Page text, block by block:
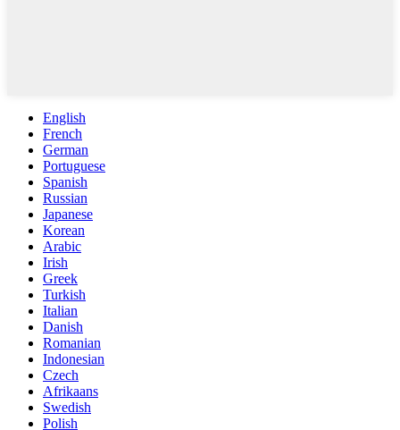
English
French
German
Portuguese
Spanish
Russian
Japanese
Korean
Arabic
Irish
Greek
Turkish
Italian
Danish
Romanian
Indonesian
Czech
Afrikaans
Swedish
Polish